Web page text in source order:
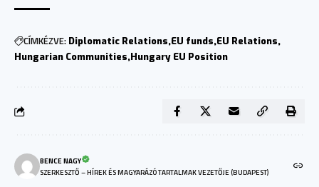
CÍMKÉZVE: Diplomatic Relations EU funds EU Relations
Hungarian Communities Hungary EU Position
BENCE NAGY
SZERKESZTŐ – HÍREK ÉS MAGYARÁZÓ TARTALMAK VEZETŐJE (BUDAPEST)